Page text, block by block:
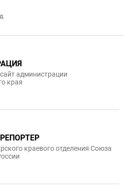
администрации
края
краевого отделения Союза